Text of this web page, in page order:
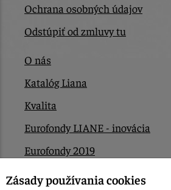
Ochrana osobných údajov
Odstúpiť od zmluvy tu
O nás
Katalóg Liana
Kvalita
Eurofondy LIANE - inovácia
Eurofondy 2019
Eurofondy 2022/2023
Zásady používania cookies